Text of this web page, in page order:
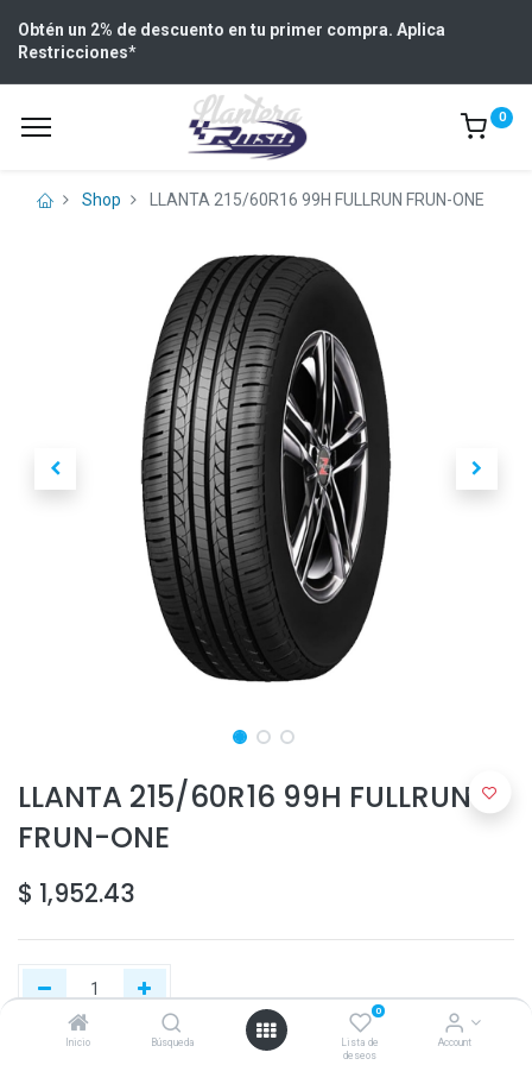
Inicio Búsqueda
0
Lista de
deseos
Account
Obtén un 2% de descuento en tu primer compra. Aplica
Restricciones*
0
Shop LLANTA 215/60R16 99H FULLRUN FRUN-ONE
LLANTA 215/60R16 99H FULLRUN
FRUN-ONE
$ 1,952.43